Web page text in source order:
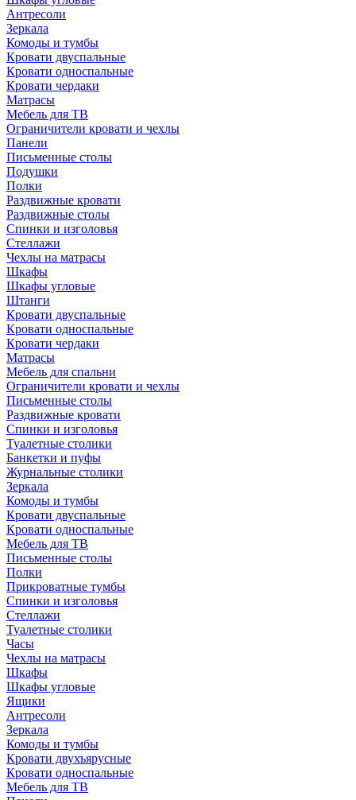
Антресоли
Зеркала
Комоды и тумбы
Кровати двуспальные
Кровати односпальные
Кровати чердаки
Матрасы
Мебель для ТВ
Ограничители кровати и чехлы
Панели
Письменные столы
Подушки
Полки
Раздвижные кровати
Раздвижные столы
Спинки и изголовья
Стеллажи
Чехлы на матрасы
Шкафы
Шкафы угловые
Штанги
Кровати двуспальные
Кровати односпальные
Кровати чердаки
Матрасы
Мебель для спальни
Ограничители кровати и чехлы
Письменные столы
Раздвижные кровати
Спинки и изголовья
Туалетные столики
Банкетки и пуфы
Журнальные столики
Зеркала
Комоды и тумбы
Кровати двуспальные
Кровати односпальные
Мебель для ТВ
Письменные столы
Полки
Прикроватные тумбы
Спинки и изголовья
Стеллажи
Туалетные столики
Часы
Чехлы на матрасы
Шкафы
Шкафы угловые
Ящики
Антресоли
Зеркала
Комоды и тумбы
Кровати двухъярусные
Кровати односпальные
Мебель для ТВ